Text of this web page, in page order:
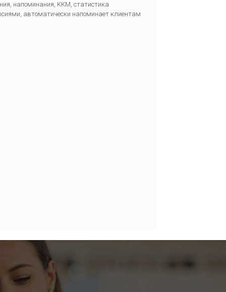
напоминания, ККМ, статистика
автоматически напоминает клиентам